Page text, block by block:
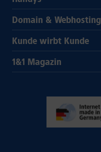
Domain & Webhosting
Kunde wirbt Kunde
1&1 Magazin